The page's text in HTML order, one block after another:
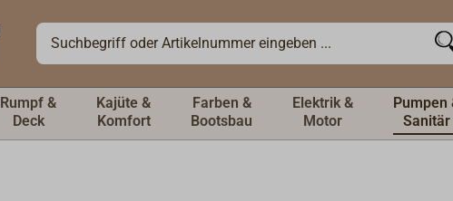
Rumpf &
Deck
Kajüte &
Komfort
Farben &
Bootsbau
Elektrik &
Motor
Pumpen
Sanitär